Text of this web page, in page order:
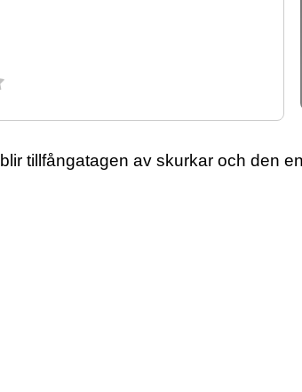
tillfångatagen av skurkar och den